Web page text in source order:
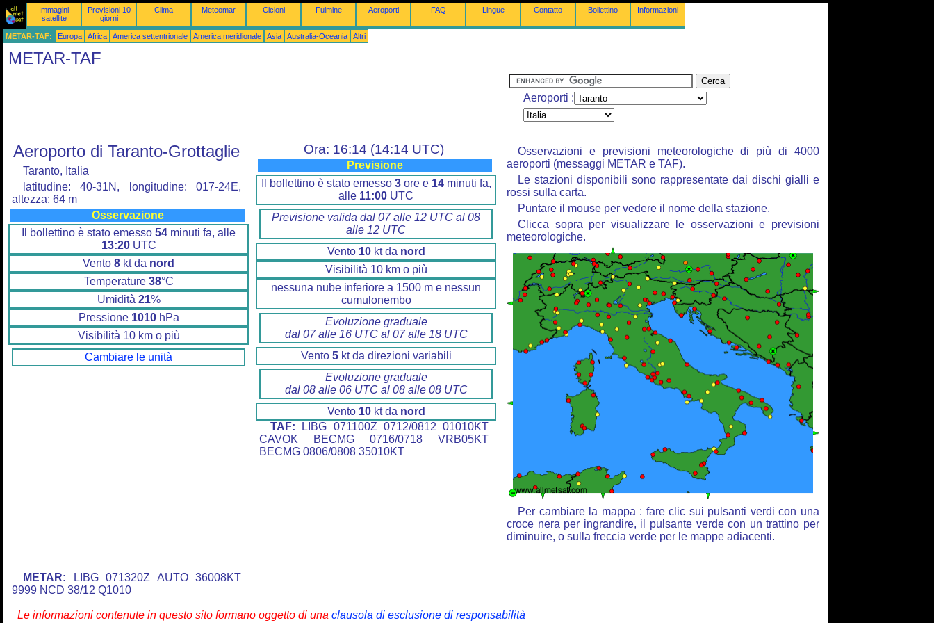
Immagini
satellite
Previsioni 10
giorni
Clima Meteomar Cicloni Fulmine Aeroporti FAQ Lingue Contatto Bollettino Informazioni
METAR-TAF: Europa Africa America settentrionale America meridionale Asia Australia-Oceania Altri
METAR-TAF
Aeroporti :
Aeroporto di Taranto-Grottaglie
Taranto, Italia
latitudine: 40-31N, longitudine: 017-24E,
altezza: 64 m
Osservazione
Il bollettino è stato emesso 54 minuti fa, alle
13:20UTC
Vento 8 kt da nord
Temperature 38°C
Umidità 21%
Pressione 1010hPa
Visibilità 10 km o più
Cambiare le unità
METAR: LIBG 071320Z AUTO 36008KT
9999 NCD 38/12 Q1010
Ora: 16:14 (14:14 UTC)
Previsione
Il bollettino è stato emesso 3ore e 14minuti fa,
alle 11:00 UTC
Previsione valida dal 07 alle 12 UTC al 08
alle 12 UTC
Vento 10kt da nord
Visibilità 10 km o più
nessuna nube inferiore a 1500 m e nessun
cumulonembo
Evoluzione graduale
dal 07 alle 16 UTC al 07 alle 18 UTC
Vento 5kt da direzioni variabili
Evoluzione graduale
dal 08 alle 06 UTC al 08 alle 08 UTC
Vento 10kt da nord
TAF: LIBG 071100Z 0712/0812 01010KT
CAVOK BECMG 0716/0718 VRB05KT
BECMG 0806/0808 35010KT
Osservazioni e previsioni meteorologiche di più di 4000
aeroporti (messaggi METAR e TAF).
Le stazioni disponibili sono rappresentate dai dischi gialli e
rossi sulla carta.
Puntare il mouse per vedere il nome della stazione.
Clicca sopra per visualizzare le osservazioni e previsioni
meteorologiche.
Per cambiare la mappa : fare clic sui pulsanti verdi con una
croce nera per ingrandire, il pulsante verde con un trattino per
diminuire, o sulla freccia verde per le mappe adiacenti.
Le informazioni contenute in questo sito formano oggetto di una clausola di esclusione di responsabilità